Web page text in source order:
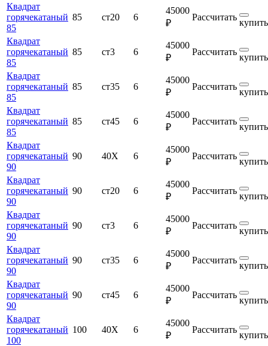
Квадрат
горячекатаный
85
85 ст20 6
45000
₽
Рассчитать
купить
Квадрат
горячекатаный
85
85 ст3 6
45000
₽
Рассчитать
купить
Квадрат
горячекатаный
85
85 ст35 6
45000
₽
Рассчитать
купить
Квадрат
горячекатаный
85
85 ст45 6
45000
₽
Рассчитать
купить
Квадрат
горячекатаный
90
90 40Х 6
45000
₽
Рассчитать
купить
Квадрат
горячекатаный
90
90 ст20 6
45000
₽
Рассчитать
купить
Квадрат
горячекатаный
90
90 ст3 6
45000
₽
Рассчитать
купить
Квадрат
горячекатаный
90
90 ст35 6
45000
₽
Рассчитать
купить
Квадрат
горячекатаный
90
90 ст45 6
45000
₽
Рассчитать
купить
Квадрат
горячекатаный
100
100 40Х 6
45000
₽
Рассчитать
купить